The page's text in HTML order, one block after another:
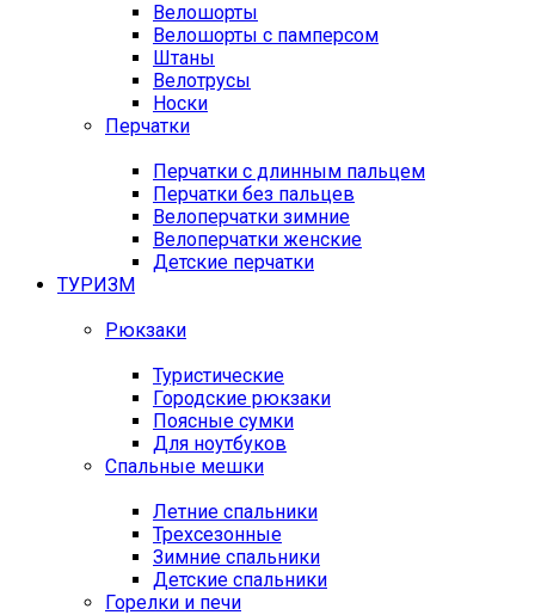
Велошорты
Велошорты с памперсом
Штаны
Велотрусы
Носки
Перчатки
Перчатки с длинным пальцем
Перчатки без пальцев
Велоперчатки зимние
Велоперчатки женские
Детские перчатки
ТУРИЗМ
Рюкзаки
Туристические
Городские рюкзаки
Поясные сумки
Для ноутбуков
Спальные мешки
Летние спальники
Трехсезонные
Зимние спальники
Детские спальники
Горелки и печи